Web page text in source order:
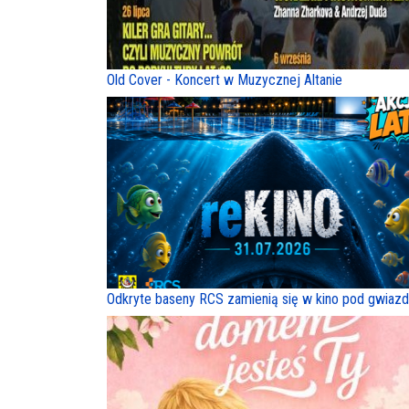
Old Cover - Koncert w Muzycznej Altanie
Odkryte baseny RCS zamienią się w kino pod